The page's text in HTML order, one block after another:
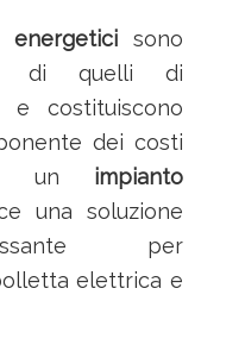
energeticisono
di quelli di
e costituiscono
dei costi
di un impianto
una soluzione
per
elettrica e